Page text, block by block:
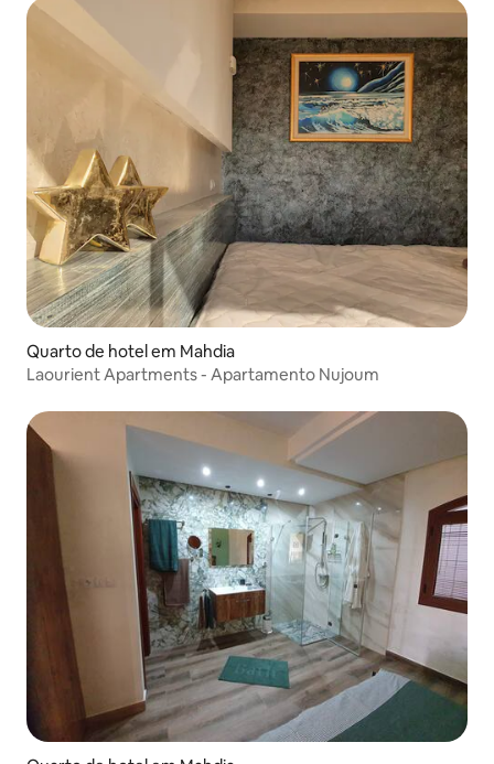
Quarto de hotel em Mahdia
Laourient Apartments - Apartamento Nujoum